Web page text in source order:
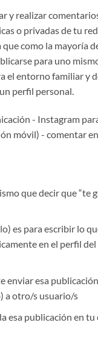
y realizar
o privadas de tu
como la mayoría
para uno
el entorno familiar y
perfil personal.
que decir que “te
es para escribir lo
en el perfil
enviar esa
a otro/s usuario/s
esa publicación en tu